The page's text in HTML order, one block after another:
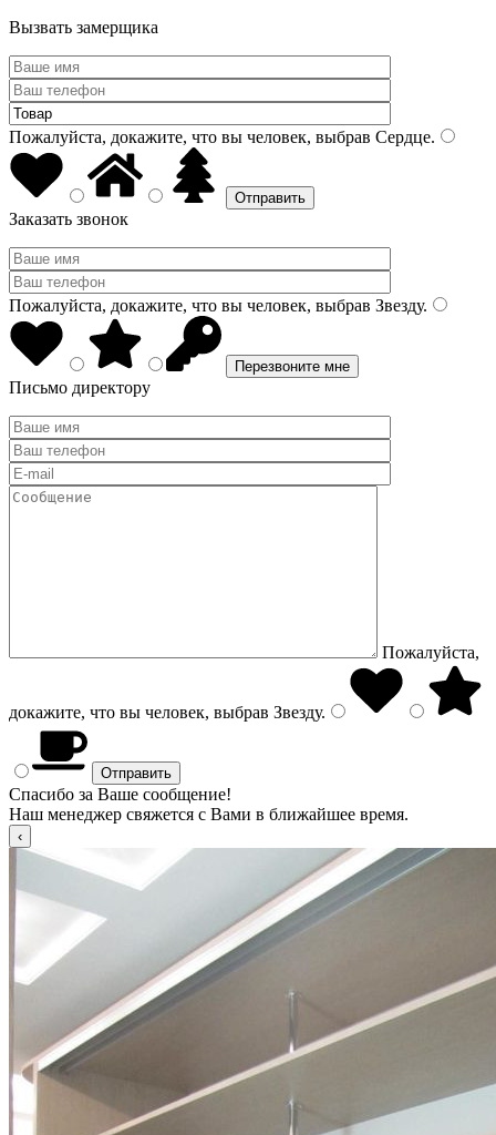
Вызвать замерщика
Пожалуйста, докажите, что вы человек, выбрав Сердце.
Заказать звонок
Пожалуйста, докажите, что вы человек, выбрав Звезду.
Письмо директору
Пожалуйста,
докажите, что вы человек, выбрав Звезду.
Спасибо за Ваше сообщение!
Наш менеджер свяжется с Вами в ближайшее время.